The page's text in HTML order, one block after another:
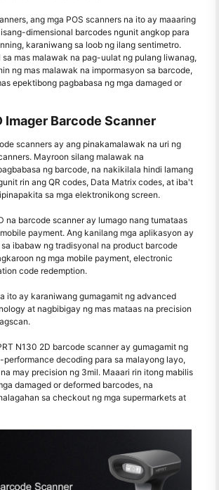
ang mga POS scanners na ito ay maaaring
dimensional barcodes ngunit angkop para
karaniwang sa loob ng ilang sentimetro.
sa mas malawak na pag-uulat ng pulang liwanag,
ng mas malawak na impormasyon sa barcode,
epektibong pagbabasa ng mga damaged or
Imager Barcode Scanner
scanners ay ang pinakamalawak na uri ng
Mayroon silang malawak na
ng barcode, na nakikilala hindi lamang
rin ang QR codes, Data Matrix codes, at iba't
sa mga elektronikong screen.
na barcode scanner ay lumago nang tumataas
payment. Ang kanilang mga aplikasyon ay
ibabaw ng tradisyonal na product barcode
ng mga mobile payment, electronic
code redemption.
ito ay karaniwang gumagamit ng advanced
at nagbibigay ng mas mataas na precision
N130 2D barcode scanner ay gumagamit ng
decoding para sa malayong layo,
may precision ng 3mil. Maaari rin itong mabilis
damaged or deformed barcodes, na
sa checkout ng mga supermarkets at